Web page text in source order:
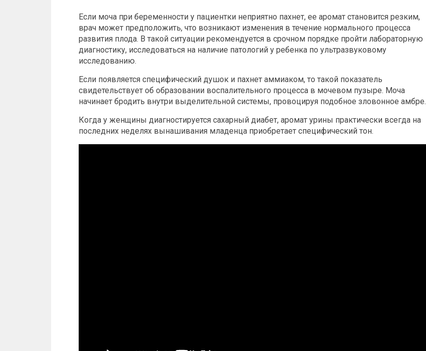
Если моча при беременности у пациентки неприятно пахнет, ее аромат становится резким,
врач может предположить, что возникают изменения в течение нормального процесса
развития плода. В такой ситуации рекомендуется в срочном порядке пройти лабораторную
диагностику, исследоваться на наличие патологий у ребенка по ультразвуковому
исследованию.
Если появляется специфический душок и пахнет аммиаком, то такой показатель
свидетельствует об образовании воспалительного процесса в мочевом пузыре. Моча
начинает бродить внутри выделительной системы, провоцируя подобное зловонное амбре.
Когда у женщины диагностируется сахарный диабет, аромат урины практически всегда на
последних неделях вынашивания младенца приобретает специфический тон.